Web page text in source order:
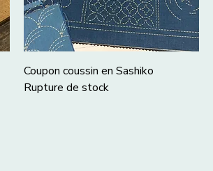
Coupon coussin en Sashiko
Rupture de stock